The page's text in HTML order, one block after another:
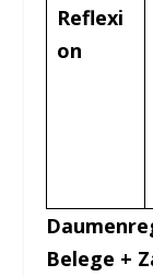
Reflexi
on
Belege +